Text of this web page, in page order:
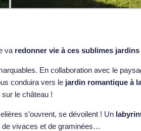
va redonner vie à ces sublimes
En collaboration avec le
conduira vers le jardin romantique à
sur le château !
s’ouvrent, se dévoilent ! Un
de vivaces et de graminées…